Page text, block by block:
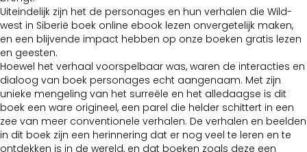
Uiteindelijk zijn het de personages en hun verhalen die Wild-
west in Siberië boek online ebook lezen onvergetelijk maken,
en een blijvende impact hebben op onze boeken gratis lezen
en geesten.
Hoewel het verhaal voorspelbaar was, waren de interacties en
dialoog van boek personages echt aangenaam. Met zijn
unieke mengeling van het surreële en het alledaagse is dit
boek een ware origineel, een parel die helder schittert in een
zee van meer conventionele verhalen. De verhalen en beelden
in dit boek zijn een herinnering dat er nog veel te leren en te
ontdekken is in de wereld, en dat boeken zoals deze een